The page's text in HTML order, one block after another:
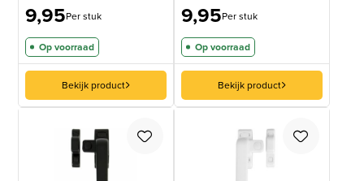
9,95Per stuk
Op voorraad
Bekijk product
9,95Per stuk
Op voorraad
Bekijk product